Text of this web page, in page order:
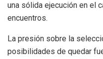
una sólida ejecución en el
encuentros.
La presión sobre la
posibilidades de quedar